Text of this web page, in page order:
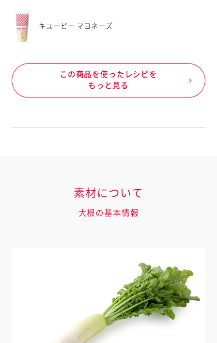
キユーピー マヨネーズ
この商品を使ったレシピを
もっと見る
素材について
大根の基本情報